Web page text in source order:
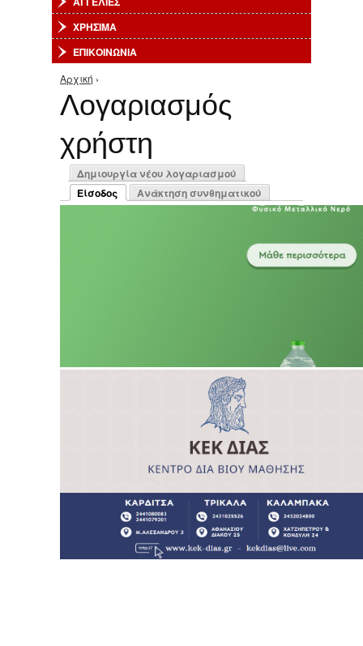
ΧΡΗΣΙΜΑ
ΕΠΙΚΟΙΝΩΝΙΑ
Είστε εδώ
Αρχική ›
Λογαριασμός
χρήστη
Πρωτεύουσες καρτέλες
Δημιουργία νέου λογαριασμού
Είσοδος
(ενεργή καρτέλα)
Ανάκτηση συνθηματικού